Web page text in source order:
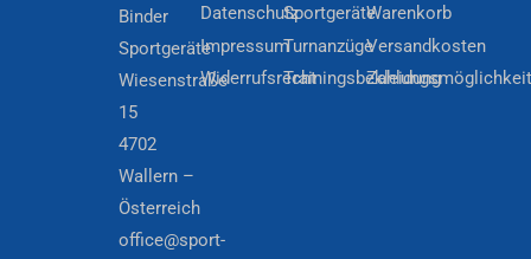
Binder
Sportgeräte
Wiesenstraße
15
4702
Wallern –
Österreich
office@sport-
Datenschutz
Impressum
Widerrufsrecht
Sportgeräte
Turnanzüge
Trainingsbekleidung
Warenkorb
Versandkosten